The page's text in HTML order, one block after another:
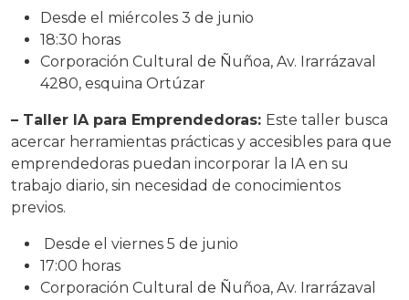
Desde el miércoles 3 de junio
18:30 horas
Corporación Cultural de Ñuñoa, Av. Irarrázaval
4280, esquina Ortúzar
– Taller IA para Emprendedoras: Este taller busca
acercar herramientas prácticas y accesibles para que
emprendedoras puedan incorporar la IA en su
trabajo diario, sin necesidad de conocimientos
previos.
Desde el viernes 5 de junio
17:00 horas
Corporación Cultural de Ñuñoa, Av. Irarrázaval